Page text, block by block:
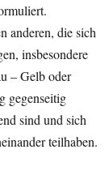
anderen, die sich
insbesondere
– Gelb oder
gegenseitig
sind und sich
teilhaben.